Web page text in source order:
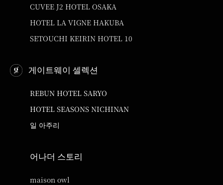
CUVEE J2 HOTEL OSAKA
HOTEL LA VIGNE HAKUBA
SETOUCHI KEIRIN HOTEL 10
게이트웨이 셀렉션
REBUN HOTEL SARYO
HOTEL SEASONS NICHINAN
일 아주리
어나더 스토리
maison owl